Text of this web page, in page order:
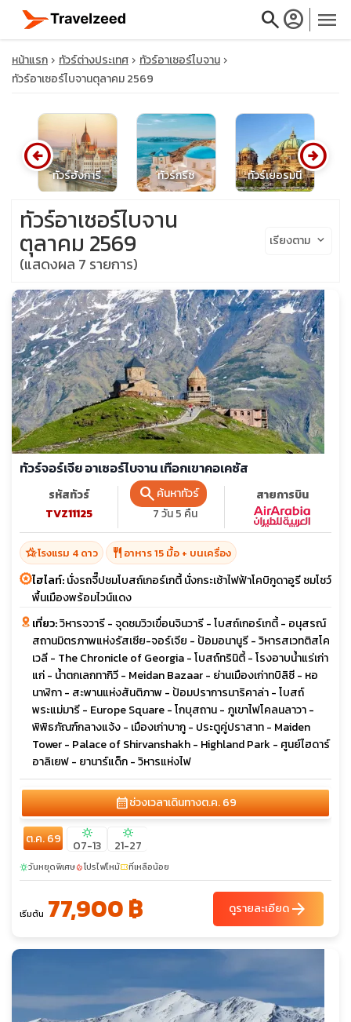
searchaccount_circle menu
close
travel_explore
calendar_month
หน้าแรก ทัวร์ต่างประเทศ
ทัวร์อาเซอร์ไบจาน
ทัวร์อาเซอร์ไบจานตุลาคม 2569
ทัวร์ฮังการี ทัวร์กรีซ ทัวร์เยอรมนี
arrow_circle_left arrow_circle_right
searchค้นหาทัวร์
ทัวร์อาเซอร์ไบจาน
ตุลาคม 2569
(แสดงผล 7 รายการ)
เรียงตาม keyboard_arrow_down
ทัวร์จอร์เจีย อาเซอร์ไบจาน เทือกเขาคอเคซัส
รหัสทัวร์
TVZ11125
จำนวนวัน
7 วัน 5 คืน
สายการบิน
hotel_classโรงแรม 4 ดาว restaurant อาหาร 15 มื้อ + บนเครื่อง
ไฮไลท์:นั่งรถจี๊ปชมโบสถ์เกอร์เกตี้ นั่งกระเช้าไฟฟ้าโคบิกูดาอูรี ชมโชว์
พื้นเมืองพร้อมไวน์แดง
เที่ยว:วิหารจวารี - จุดชมวิวเขื่อนจินวารี - โบสถ์เกอร์เกตี้ - อนุสรณ์
สถานมิตรภาพแห่งรัสเซีย-จอร์เจีย - ป้อมอนานูรี - วิหารสเวทติสโค
เวลี - The Chronicle of Georgia - โบสถ์ทรินิตี้ - โรงอาบน้ำแร่เก่า
แก่ - น้ำตกเลกทากิวี - Meidan Bazaar - ย่านเมืองเก่าทบิลิซี - หอ
นาฬิกา - สะพานแห่งสันติภาพ - ป้อมปราการนาริคาล่า - โบสถ์
พระแม่มารี - Europe Square - โกบุสถาน - ภูเขาไฟโคลนลาวา -
พิพิธภัณฑ์กลางแจ้ง - เมืองเก่าบากู - ประตูคู่ปราสาท - Maiden
Tower - Palace of Shirvanshakh - Highland Park - ศูนย์ไฮดาร์
อาลิเยฟ - ยานาร์แด็ก - วิหารแห่งไฟ
calendar_monthช่วงเวลาเดินทางต.ค. 69
ต.ค. 69 sunny
07-13
sunny
21-27
sunnyวันหยุดพิเศษlocal_fire_departmentโปรไฟไหม้confirmation_numberที่เหลือน้อย
เริ่มต้น 77,900 ฿ ดูรายละเอียดarrow_forward